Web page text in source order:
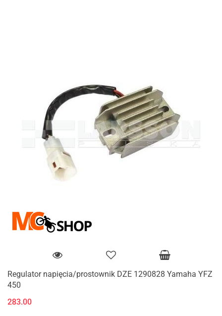
Regulator napięcia/prostownik DZE 1290828 Yamaha YFZ
450
283.00